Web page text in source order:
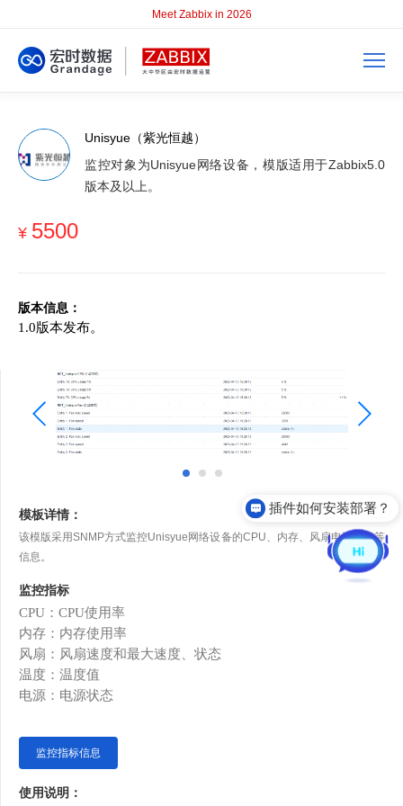
Meet Zabbix in 2026
Unisyue（紫光恒越）
监控对象为Unisyue网络设备，模版适用于Zabbix5.0
版本及以上。
¥ 5500
版本信息：
1.0版本发布。
模板详情：
该模版采用SNMP方式监控Unisyue网络设备的CPU、内存、风扇电源状态等
信息。
监控指标
CPU ： CPU使用率
内存：内存使用率
风扇：风扇速度和最大速度、状态
温度：温度值
电源：电源状态
监控指标信息
使用说明：
插件如何安装部署？